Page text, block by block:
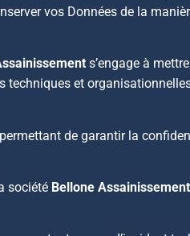
vos Données de la
s’engage à
techniques et
de garantir la
société Bellone Assainissement